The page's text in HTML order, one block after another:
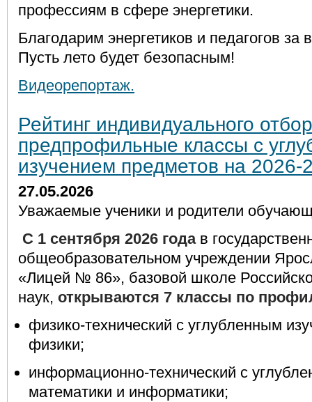
профессиям в сфере энергетики.
Благодарим энергетиков и педагогов
Пусть лето будет безопасным!
Видеорепортаж.
Рейтинг индивидуального
предпрофильные классы с
изучением предметов на 2026-
27.05.2026
Уважаемые ученики и родители
С 1 сентября 2026 года в
общеобразовательном учреждении
«Лицей № 86», базовой школе
наук, открываются 7 классы по
физико-технический с углубленным
физики;
информационно-технический с
математики и информатики;